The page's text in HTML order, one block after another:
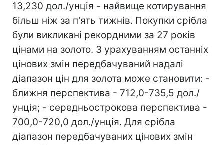
13,230 дол./унція - найвище котирування
більш ніж за п'ять тижнів. Покупки срібла
були викликані рекордними за 27 років
цінами на золото. З урахуванням останніх
цінових змін передбачуваний надалі
діапазон цін для золота може становити: -
ближня перспектива - 712,0-735,5 дол./
унція; - середньострокова перспектива -
700,0-720,0 дол./унція. Для срібла
діапазон передбачуваних цінових змін